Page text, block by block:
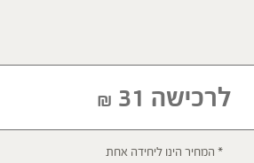
מריחה ובליעה.
מיודעים להדפה בלבד, וניתן
מספר טיפות על השטיח, וילון החדר,
לרכישה ₪ 31
* המחיר הינו ליחידה אחת